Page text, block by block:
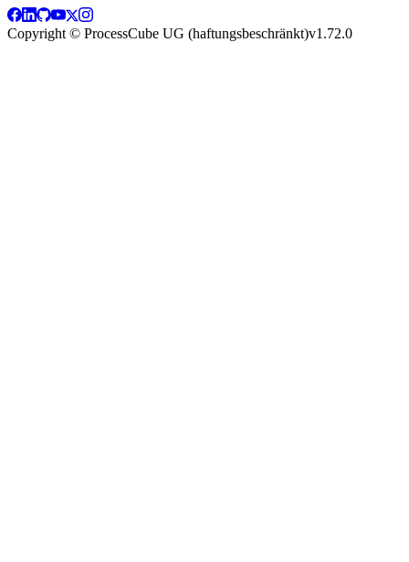
Copyright © ProcessCube UG (haftungsbeschränkt)v1.72.0